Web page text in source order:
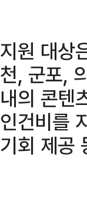
지원 대상
천, 군포,
내의 콘텐
인건비를
기회 제공